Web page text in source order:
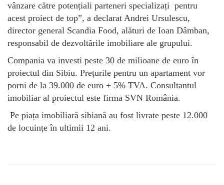
vânzare către potențiali parteneri specializați pentru
acest proiect de top”, a declarat Andrei Ursulescu,
director general Scandia Food, alături de Ioan Dâmban,
responsabil de dezvoltările imobiliare ale grupului.
Compania va investi peste 30 de milioane de euro în
proiectul din Sibiu. Prețurile pentru un apartament vor
porni de la 39.000 de euro + 5% TVA. Consultantul
imobiliar al proiectul este firma SVN România.
Pe piața imobiliară sibiană au fost livrate peste 12.000
de locuințe în ultimii 12 ani.